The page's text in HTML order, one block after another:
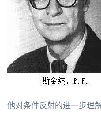
他对条件反射的进一步理